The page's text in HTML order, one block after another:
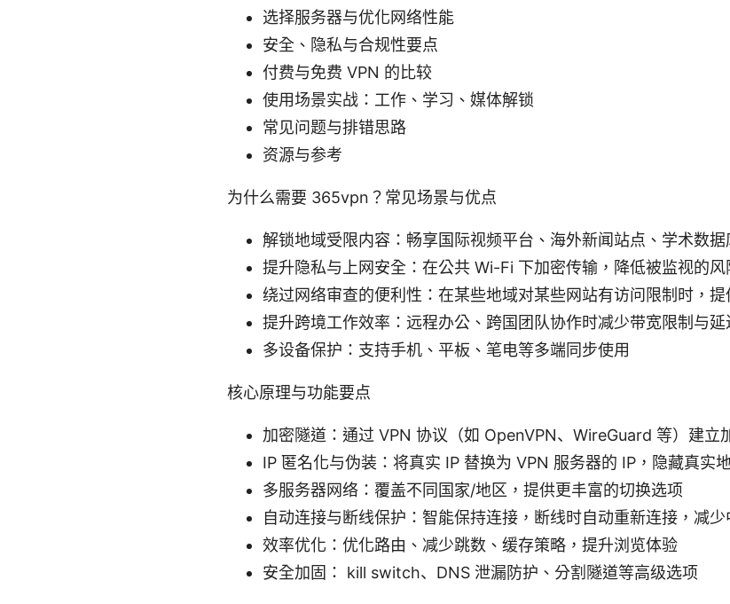
选择服务器与优化网络性能
安全、隐私与合规性要点
付费与免费 VPN 的比较
使用场景实战：工作、学习、媒体解锁
常见问题与排错思路
资源与参考
为什么需要 365vpn？常见场景与优点
解锁地域受限内容：畅享国际视频平台、海外新闻站点、学术数据
提升隐私与上网安全：在公共 Wi-Fi 下加密传输，降低被监视的风
绕过网络审查的便利性：在某些地域对某些网站有访问限制时，提
提升跨境工作效率：远程办公、跨国团队协作时减少带宽限制与延
多设备保护：支持手机、平板、笔电等多端同步使用
核心原理与功能要点
加密隧道：通过 VPN 协议（如 OpenVPN、WireGuard 等）建立
IP 匿名化与伪装：将真实 IP 替换为 VPN 服务器的 IP，隐藏真实
多服务器网络：覆盖不同国家/地区，提供更丰富的切换选项
自动连接与断线保护：智能保持连接，断线时自动重新连接，减少
效率优化：优化路由、减少跳数、缓存策略，提升浏览体验
安全加固： kill switch、DNS 泄漏防护、分割隧道等高级选项